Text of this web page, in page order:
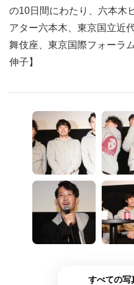
の10日間にわたり、六本木
アター六本木、東京国立近
舞伎座、東京国際フォーラ
伸子】
すべての写